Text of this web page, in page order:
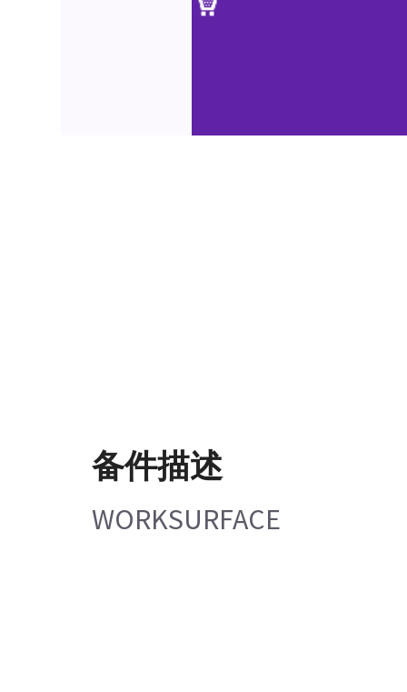
备件描述
WORKSURFACE